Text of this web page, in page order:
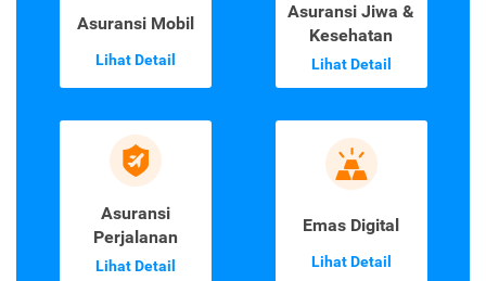
Asuransi Mobil
Lihat Detail
Asuransi Jiwa &
Kesehatan
Lihat Detail
Asuransi
Perjalanan
Lihat Detail
Emas Digital
Lihat Detail